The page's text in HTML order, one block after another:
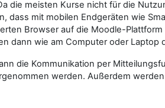
die meisten Kurse nicht für die
dass mit mobilen Endgeräten wie
Browser auf die Moodle-
dann wie am Computer oder Laptop
die Kommunikation per
werden. Außerdem